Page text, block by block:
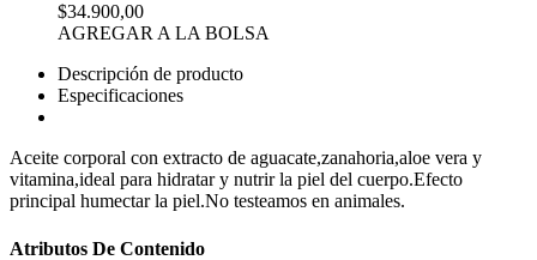
$34.900,00
AGREGAR A LA BOLSA
Descripción de producto
Especificaciones
Aceite corporal con extracto de aguacate,zanahoria,aloe vera y
vitamina,ideal para hidratar y nutrir la piel del cuerpo.Efecto
principal humectar la piel.No testeamos en animales.
Atributos De Contenido